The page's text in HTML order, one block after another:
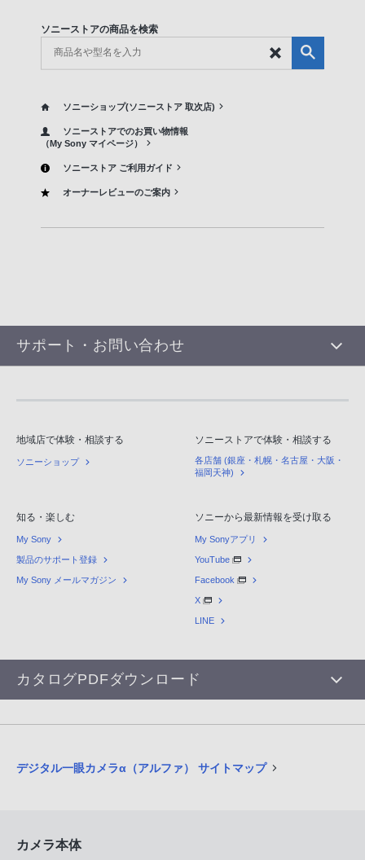
ソニーストアの商品を検索
ソニーショップ(ソニーストア 取次店)
ソニーストアでのお買い物情報
（My Sony マイページ）
ソニーストア ご利用ガイド
オーナーレビューのご案内
サポート・お問い合わせ
地域店で体験・相談する
ソニーショップ
ソニーストアで体験・相談する
各店舗 (銀座・札幌・名古屋・大阪・
福岡天神)
知る・楽しむ
My Sony
製品のサポート登録
My Sony メールマガジン
ソニーから最新情報を受け取る
My Sonyアプリ
YouTube
Facebook
X
LINE
カタログPDFダウンロード
デジタル一眼カメラα（アルファ） サイトマップ
カメラ本体